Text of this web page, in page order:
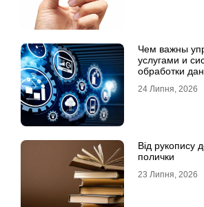
Чем важны
услугами и
обработки
24 Липня, 2026
Від рукопису
полички
23 Липня, 2026